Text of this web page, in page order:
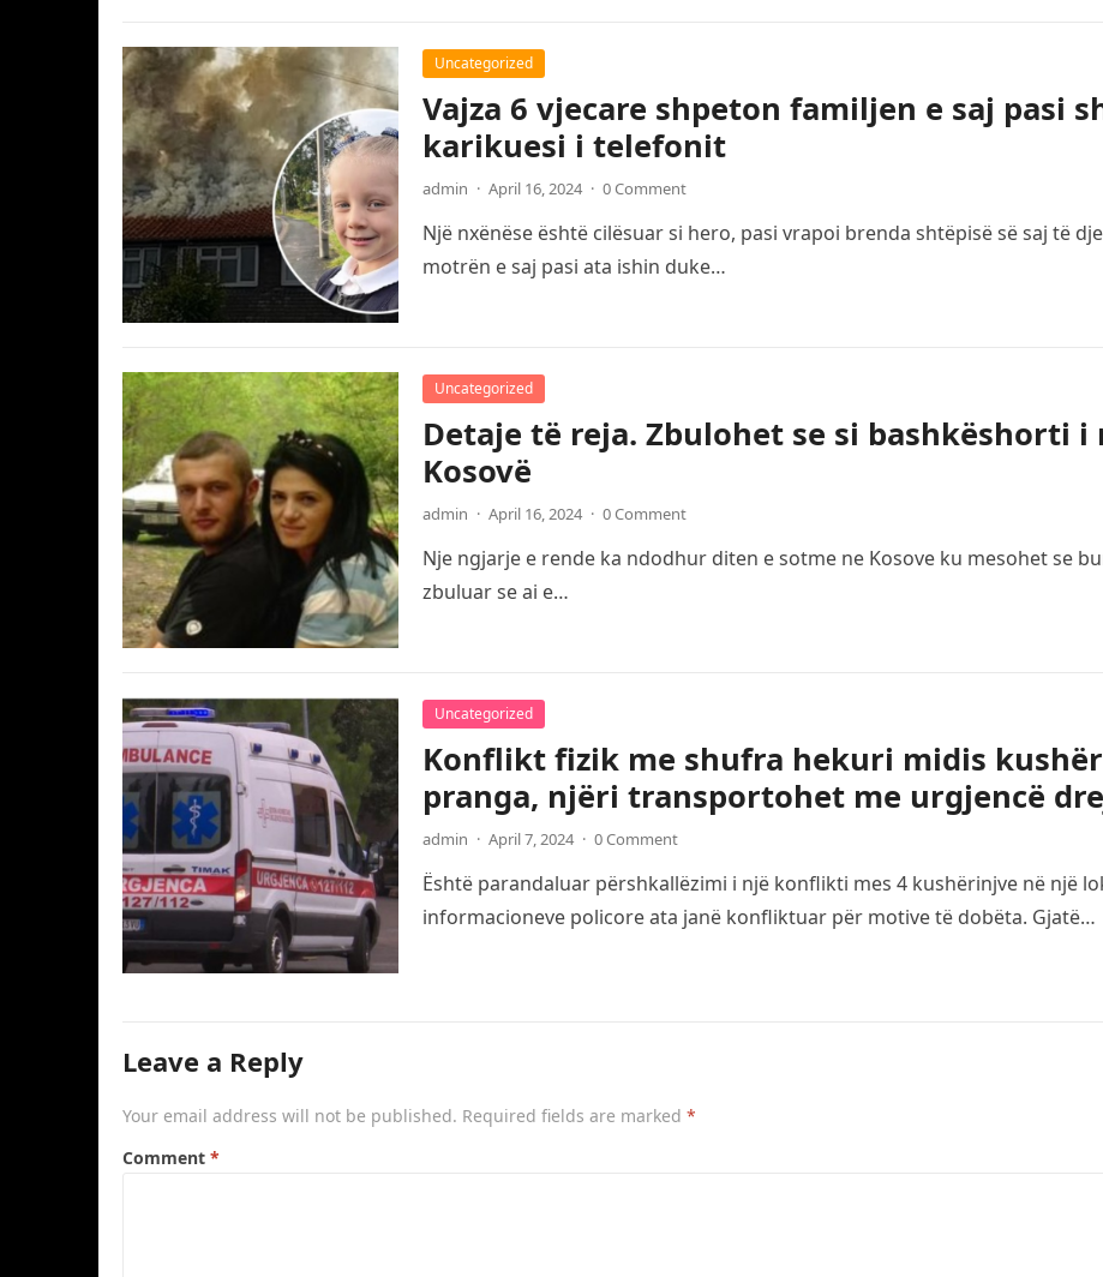
Uncategorized
Vajza 6 vjecare shpeton familjen e saj pasi
karikuesi i telefonit
admin · April 16, 2024 · 0 Comment
Një nxënëse është cilësuar si hero, pasi vrapoi brenda shtëpisë së saj të
motrën e saj pasi ata ishin duke…
Uncategorized
Detaje të reja. Zbulohet se si bashkëshorti
Kosovë
admin · April 16, 2024 · 0 Comment
Nje ngjarje e rende ka ndodhur diten e sotme ne Kosove ku mesohet se
zbuluar se ai e…
Uncategorized
Konflikt fizik me shufra hekuri midis
pranga, njëri transportohet me urgjencë
admin · April 7, 2024 · 0 Comment
Është parandaluar përshkallëzimi i një konflikti mes 4 kushërinjve në një
informacioneve policore ata janë konfliktuar për motive të dobëta. Gjatë…
Leave a Reply
Your email address will not be published. Required fields are marked *
Comment *